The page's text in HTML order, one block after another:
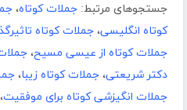
جستجوهای مرتبط: جملات کوتاه،
کوتاه انگلیسی، جملات کوتاه
جملات کوتاه از عیسی مسیح،
دکتر شریعتی، جملات کوتاه زیبا،
جملات انگیزشی کوتاه برای موفقیت،